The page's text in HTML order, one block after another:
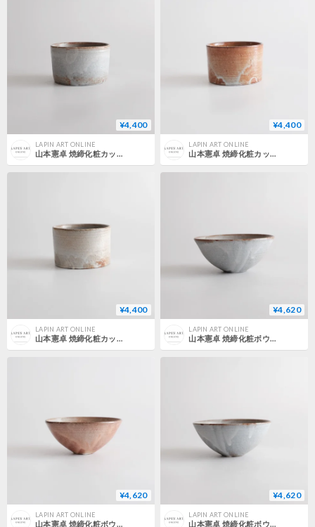
¥4,400
LAPIN ART ONLINE
山本憲卓 焼締化粧カップ 3
¥4,400
LAPIN ART ONLINE
山本憲卓 焼締化粧カップ 2
¥4,400
LAPIN ART ONLINE
山本憲卓 焼締化粧カップ 1
¥4,620
LAPIN ART ONLINE
山本憲卓 焼締化粧ボウル 6
¥4,620
LAPIN ART ONLINE
山本憲卓 焼締化粧ボウル 5
¥4,620
LAPIN ART ONLINE
山本憲卓 焼締化粧ボウル 4